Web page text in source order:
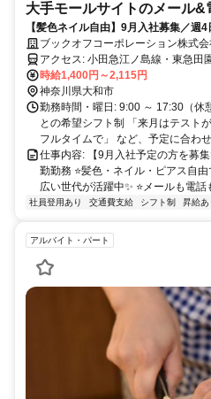
大手モールサイトのメール&
【髪色ネイル自由】9月入社募集／週
電話✅ブックオフコーポレーション株式会
アクセス: 小田急江ノ島線・東急田園都市線「中央林間駅」から徒歩
10分 東急田園都市線「南町田駅」「つきみ野駅」 小田急江ノ島線
「相模大野駅」「鶴間駅」「大和駅」
通機関（電車・バス）ほか、原付・
時給1,400円～2,115円
神奈川県大和市
勤務時間・曜日: 9:00 ～ 17:30（休
との希望シフト制 「来月はテスト
フルタイムで」 など、予定に合わ
仕事内容: 【9月入社予定の方を募
勤勤務 ⭐髪色・ネイル・ピアス自
広い世代が活躍中✨ ⭐メールも電話
社員登用あり 交通費支給 シフト制 昇給あ
アルバイト・パート